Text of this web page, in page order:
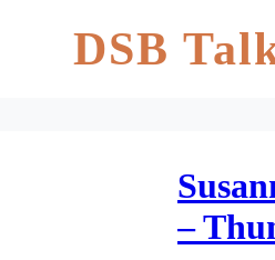
DSB
–